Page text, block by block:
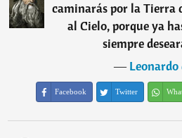
caminarás por la Tierra
al Cielo, porque ya
siempre
―
Facebook Twitter